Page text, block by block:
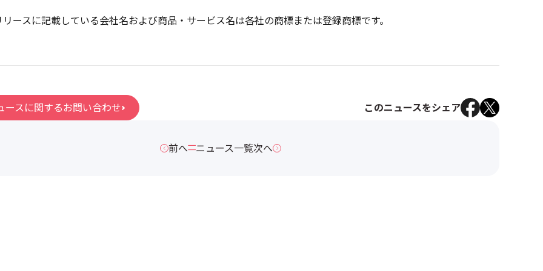
ースに記載している会社名および商品・サービス名は各社の商標または登録商標です。
ースに関するお問い合わせ このニュースをシェア
前へ ニュース一覧次へ